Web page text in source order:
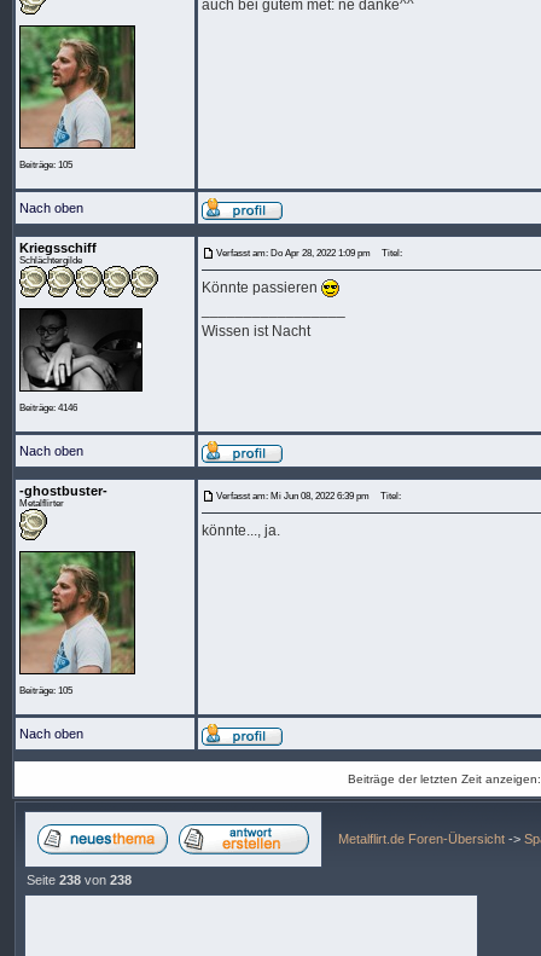
Beiträge: 105
auch bei gutem met: ne danke^^
Nach oben
Kriegsschiff
Schlächtergilde
Beiträge: 4146
Verfasst am: Do Apr 28, 2022 1:09 pm Titel:
Könnte passieren
Wissen ist Nacht
Nach oben
-ghostbuster-
Metalflirter
Beiträge: 105
Verfasst am: Mi Jun 08, 2022 6:39 pm Titel:
könnte..., ja.
Nach oben
Beiträge der letzten Zeit
Metalflirt.de Foren-Übersicht ->
Seite 238 von 238